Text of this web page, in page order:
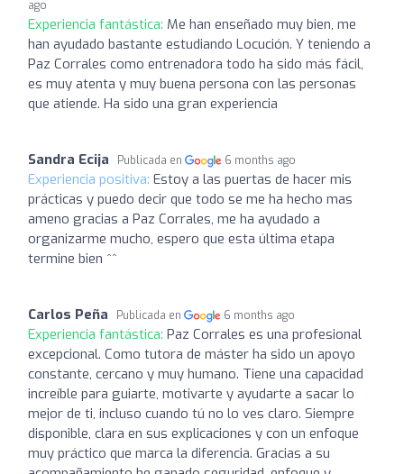
ago
Experiencia fantástica: Me han enseñado muy bien, me
han ayudado bastante estudiando Locución. Y teniendo a
Paz Corrales como entrenadora todo ha sido más fácil,
es muy atenta y muy buena persona con las personas
que atiende. Ha sido una gran experiencia
Sandra Ecija Publicada en 6 months ago
Experiencia positiva: Estoy a las puertas de hacer mis
prácticas y puedo decir que todo se me ha hecho mas
ameno gracias a Paz Corrales, me ha ayudado a
organizarme mucho, espero que esta última etapa
termine bien ^^
Carlos Peña Publicada en 6 months ago
Experiencia fantástica: Paz Corrales es una profesional
excepcional. Como tutora de máster ha sido un apoyo
constante, cercano y muy humano. Tiene una capacidad
increíble para guiarte, motivarte y ayudarte a sacar lo
mejor de ti, incluso cuando tú no lo ves claro. Siempre
disponible, clara en sus explicaciones y con un enfoque
muy práctico que marca la diferencia. Gracias a su